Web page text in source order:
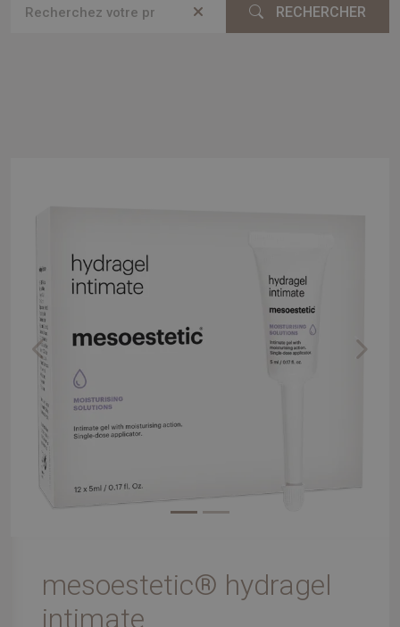
RECHERCHER
Previous Next
mesoestetic® hydragel
intimate